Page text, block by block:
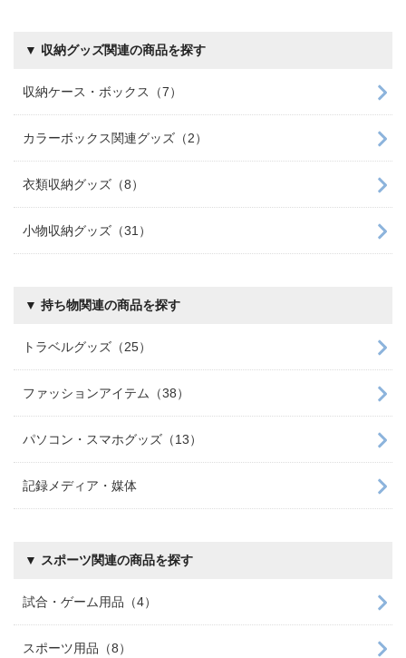
▼ 収納グッズ関連の商品を探す
収納ケース・ボックス（7）
カラーボックス関連グッズ（2）
衣類収納グッズ（8）
小物収納グッズ（31）
▼ 持ち物関連の商品を探す
トラベルグッズ（25）
ファッションアイテム（38）
パソコン・スマホグッズ（13）
記録メディア・媒体
▼ スポーツ関連の商品を探す
試合・ゲーム用品（4）
スポーツ用品（8）